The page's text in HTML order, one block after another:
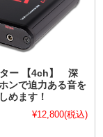
ー 【4ch】 深
ンで迫力ある音を
めます！
¥12,800(税込)